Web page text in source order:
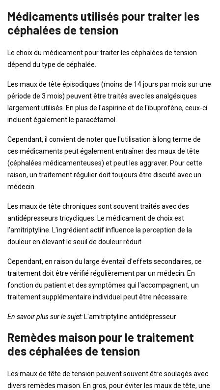
Médicaments utilisés pour traiter les
céphalées de tension
Le choix du médicament pour traiter les céphalées de tension
dépend du type de céphalée.
Les maux de tête épisodiques (moins de 14 jours par mois sur une
période de 3 mois) peuvent être traités avec les analgésiques
largement utilisés. En plus de l'aspirine et de l'ibuprofène, ceux-ci
incluent également le paracétamol.
Cependant, il convient de noter que l'utilisation à long terme de
ces médicaments peut également entraîner des maux de tête
(céphalées médicamenteuses) et peut les aggraver. Pour cette
raison, un traitement régulier doit toujours être discuté avec un
médecin.
Les maux de tête chroniques sont souvent traités avec des
antidépresseurs tricycliques. Le médicament de choix est
l'amitriptyline. L'ingrédient actif influence la perception de la
douleur en élevant le seuil de douleur réduit.
Cependant, en raison du large éventail d'effets secondaires, ce
traitement doit être vérifié régulièrement par un médecin. En
fonction du patient et des symptômes qui l'accompagnent, un
traitement supplémentaire individuel peut être nécessaire.
En savoir plus sur le sujet: L'amitriptyline antidépresseur
Remèdes maison pour le traitement
des céphalées de tension
Les maux de tête de tension peuvent souvent être soulagés avec
divers remèdes maison. En gros, pour éviter les maux de tête, une